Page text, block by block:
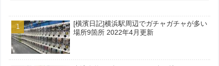
[橫濱日記]横浜駅周辺でガチャガチャが多い
場所9箇所 2022年4月更新